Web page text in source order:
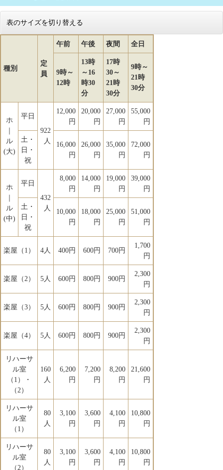
表のサイズを切り替える
種別
定
員
午前 午後 夜間 全日
9時～
12時
13時
～16
時30
分
17時
30～
21時
30分
9時～
21時
30分
ホ
ル
(大)
平日
922
人
12,000
円
20,000
円
27,000
円
55,000
円
土・
日・
祝
16,000
円
26,000
円
35,000
円
72,000
円
ホ
ル
(中)
平日
432
人
8,000
円
14,000
円
19,000
円
39,000
円
土・
日・
祝
10,000
円
18,000
円
25,000
円
51,000
円
楽屋（1） 4人 400円 600円 700円
1,700
円
楽屋（2） 5人 600円 800円 900円
2,300
円
楽屋（3） 5人 600円 800円 900円
2,300
円
楽屋（4） 5人 600円 800円 900円
2,300
円
リハーサ
ル室
（1）・
（2）
160
人
6,200
円
7,200
円
8,200
円
21,600
円
リハーサ
ル室
（1）
80
人
3,100
円
3,600
円
4,100
円
10,800
円
リハーサ
ル室
（2）
80
人
3,100
円
3,600
円
4,100
円
10,800
円